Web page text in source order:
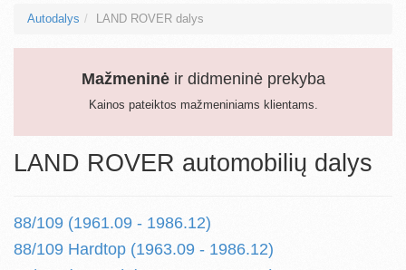
Autodalys LAND ROVER dalys
Mažmeninėir didmeninė prekyba
Kainos pateiktos mažmeniniams klientams.
LAND ROVER automobilių dalys
88/109 (1961.09 - 1986.12)
88/109 Hardtop (1963.09 - 1986.12)